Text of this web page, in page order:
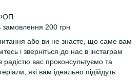
замовлення 200 грн
або ви не знаєте, що саме вам
і зверніться до нас в інстаграм
вас проконсультуємо та
які вам ідеально підійдуть